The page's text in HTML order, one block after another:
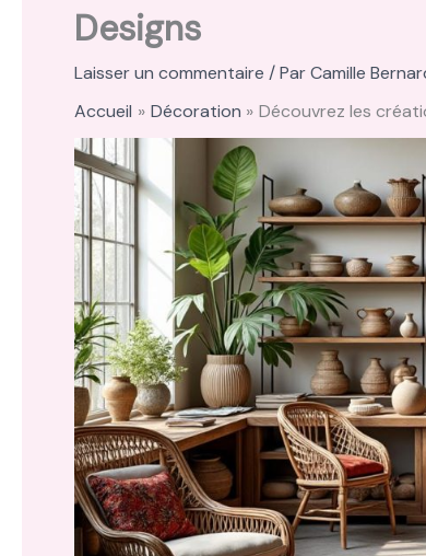
Designs
Laisser un commentaire / ParCamille
Accueil
Décoration Découvrez les